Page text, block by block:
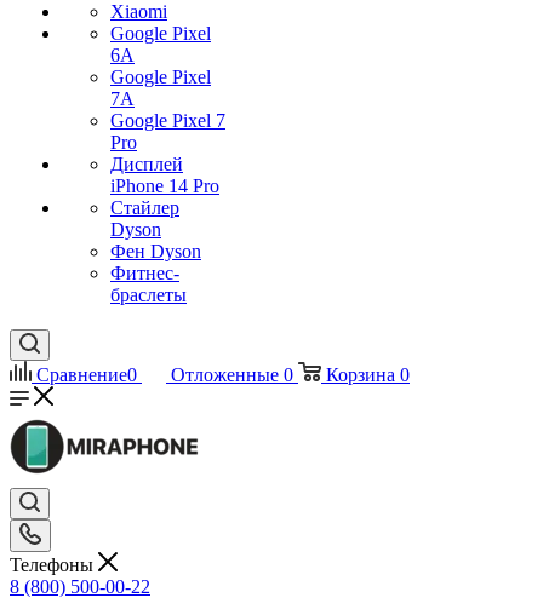
Xiaomi
Google Pixel
6A
Google Pixel
7А
Google Pixel 7
Pro
Дисплей
iPhone 14 Pro
Стайлер
Dyson
Фен Dyson
Фитнес-
браслеты
Сравнение0 Отложенные 0 Корзина 0
Телефоны
8 (800) 500-00-22